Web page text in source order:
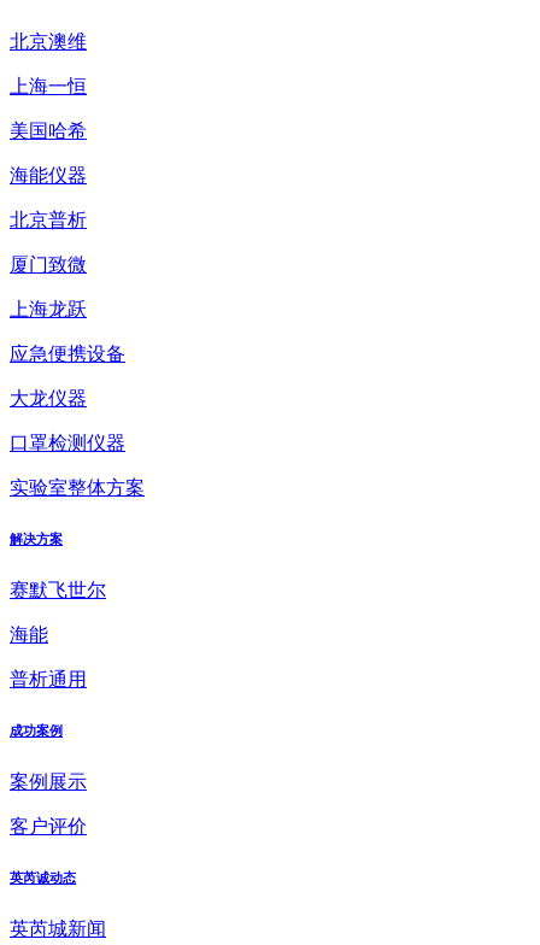
北京澳维
上海一恒
美国哈希
海能仪器
北京普析
厦门致微
上海龙跃
应急便携设备
大龙仪器
口罩检测仪器
实验室整体方案
解决方案
赛默飞世尔
海能
普析通用
成功案例
案例展示
客户评价
英芮诚动态
英芮城新闻